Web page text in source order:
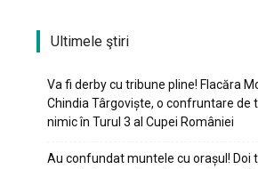
Ultimele ştiri
Va fi derby cu tribune pline! Flacăra
Chindia Târgoviște, o confruntare de
nimic în Turul 3 al Cupei României
Au confundat muntele cu orașul! Doi